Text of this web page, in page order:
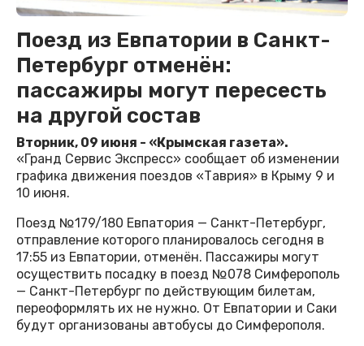
Поезд из Евпатории в Санкт-
Петербург отменён:
пассажиры могут пересесть
на другой состав
Вторник, 09 июня - «Крымская газета».
«Гранд Сервис Экспресс» сообщает об изменении
графика движения поездов «Таврия» в Крыму 9 и
10 июня.
Поезд №179/180 Евпатория — Санкт-Петербург,
отправление которого планировалось сегодня в
17:55 из Евпатории, отменён. Пассажиры могут
осуществить посадку в поезд №078 Симферополь
— Санкт-Петербург по действующим билетам,
переоформлять их не нужно. От Евпатории и Саки
будут организованы автобусы до Симферополя.